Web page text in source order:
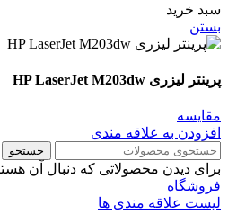
سبد خرید
بستن
پرینتر لیزری HP LaserJet M203dw
مقايسه
افزودن به علاقه مندی
جستجو
برای دیدن محصولاتی که دنبال آن
فروشگاه
لیست علاقه مندی ها